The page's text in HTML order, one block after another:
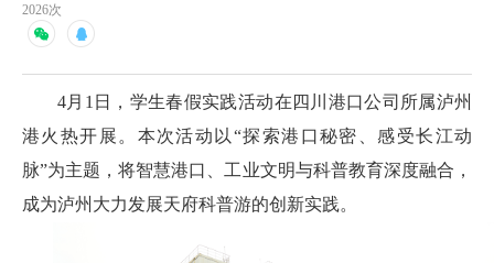
2026次
4月1日，学生春假实践活动在四川港口公司所属泸州
港火热开展。本次活动以“探索港口秘密、感受长江动
脉”为主题，将智慧港口、工业文明与科普教育深度融合，
成为泸州大力发展天府科普游的创新实践。